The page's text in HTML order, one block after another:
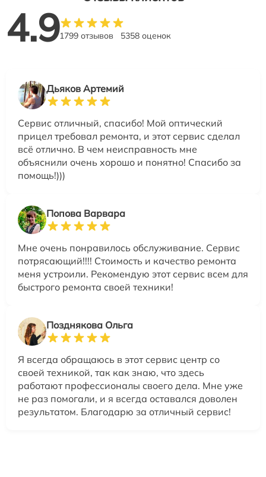
4.91799 отзывов 5358 оценок
Дьяков Артемий
Сервис отличный, спасибо! Мой оптический
прицел требовал ремонта, и этот сервис сделал
всё отлично. В чем неисправность мне
объяснили очень хорошо и понятно! Спасибо за
помощь!)))
Попова Варвара
Мне очень понравилось обслуживание. Сервис
потрясающий!!!! Стоимость и качество ремонта
меня устроили. Рекомендую этот сервис всем для
быстрого ремонта своей техники!
Позднякова Ольга
Я всегда обращаюсь в этот сервис центр со
своей техникой, так как знаю, что здесь
работают профессионалы своего дела. Мне уже
не раз помогали, и я всегда оставался доволен
результатом. Благодарю за отличный сервис!